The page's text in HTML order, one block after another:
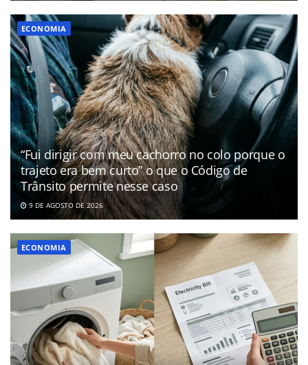
ECONOMIA
“Fui dirigir com meu cachorro no colo porque o
trajeto era bem curto” o que o Código de
Trânsito permite nesse caso
9 DE AGOSTO DE 2026
ECONOMIA